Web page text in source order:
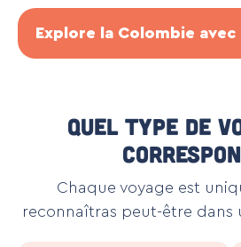
Explore la Colombie avec
Quel type de
Chaque voyage est
reconnaîtras peut-être dans